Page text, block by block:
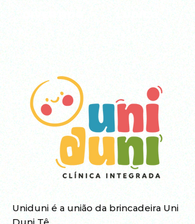
Uniduni é a união da brincadeira Uni